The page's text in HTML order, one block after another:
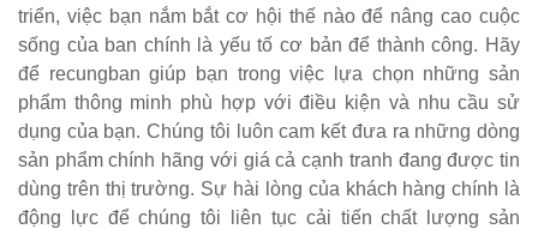
triển, việc bạn nắm bắt cơ hội thế nào để nâng cao cuộc
sống của ban chính là yếu tố cơ bản để thành công. Hãy
để recungban giúp bạn trong việc lựa chọn những sản
phẩm thông minh phù hợp với điều kiện và nhu cầu sử
dụng của bạn. Chúng tôi luôn cam kết đưa ra những dòng
sản phẩm chính hãng với giá cả cạnh tranh đang được tin
dùng trên thị trường. Sự hài lòng của khách hàng chính là
động lực để chúng tôi liên tục cải tiến chất lượng sản